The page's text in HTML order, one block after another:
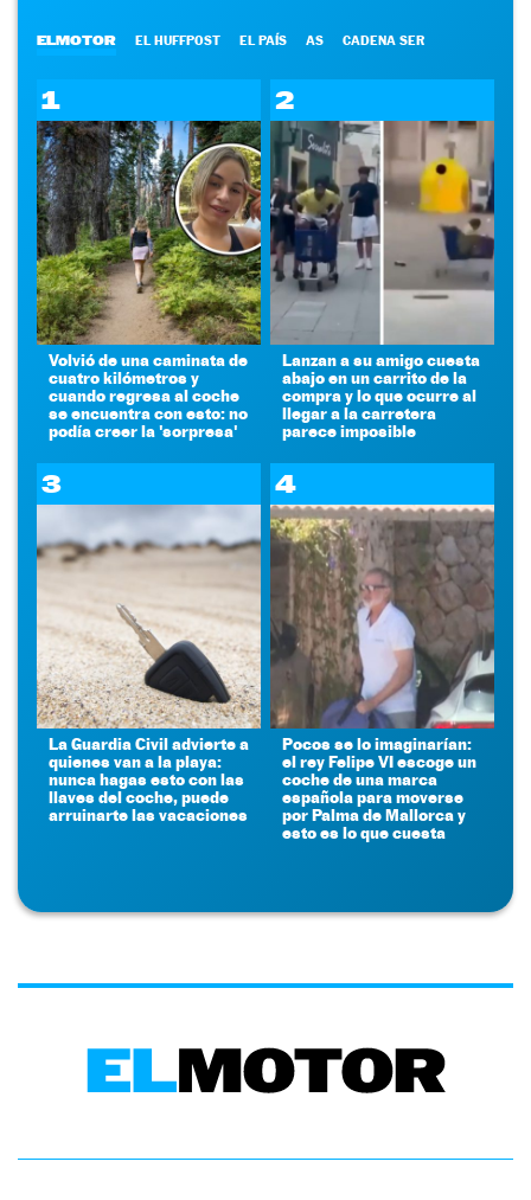
ELMOTOR EL HUFFPOST EL PAÍS AS CADENA SER
1
Volvió de una caminata de
cuatro kilómetros y
cuando regresa al coche
se encuentra con esto: no
podía creer la 'sorpresa'
2
Lanzan a su amigo cuesta
abajo en un carrito de la
compra y lo que ocurre al
llegar a la carretera
parece imposible
3
La Guardia Civil advierte a
quienes van a la playa:
nunca hagas esto con las
llaves del coche, puede
arruinarte las vacaciones
4
Pocos se lo imaginarían:
el rey Felipe VI escoge un
coche de una marca
española para moverse
por Palma de Mallorca y
esto es lo que cuesta